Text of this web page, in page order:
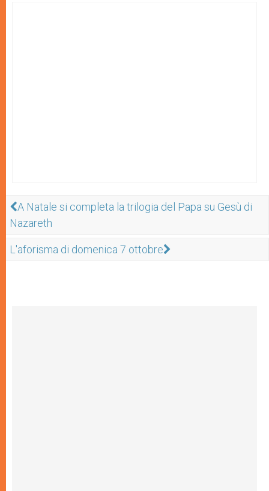
A Natale si completa la trilogia del Papa su Gesù di
Nazareth
L'aforisma di domenica 7 ottobre